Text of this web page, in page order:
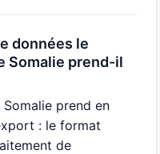
données le
Somalie prend-il
prend en
: le format
de